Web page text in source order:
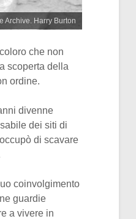
Archive. Harry Burton
che non
scoperta della
ordine.
divenne
dei siti di
di scavare
coinvolgimento
guardie
a vivere in